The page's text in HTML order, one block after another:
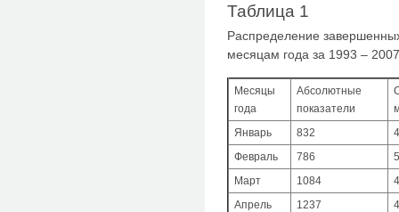
Таблица 1
Распределение
месяцам года за 1993 – 2007
Месяцы
года
Абсолютные
показатели
Январь
832
Февраль
786
Март
1084
Апрель
1237